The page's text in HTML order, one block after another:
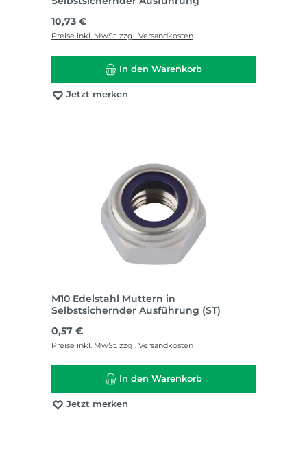
Regulärer Preis:
10,73 €
Preise inkl. MwSt. zzgl. Versandkosten
In den Warenkorb
Jetzt merken
M10 Edelstahl Muttern in
Selbstsichernder Ausführung (ST)
Regulärer Preis:
0,57 €
Preise inkl. MwSt. zzgl. Versandkosten
In den Warenkorb
Jetzt merken